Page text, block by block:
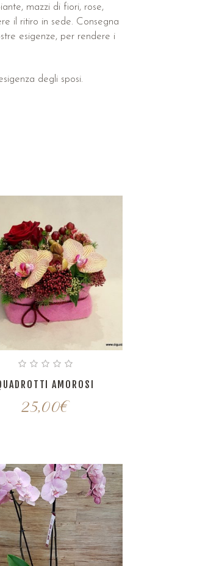
mazzi di fiori, rose,
il ritiro in sede. Consegna
esigenze, per rendere i
degli sposi.
AMOROSI
25,00€